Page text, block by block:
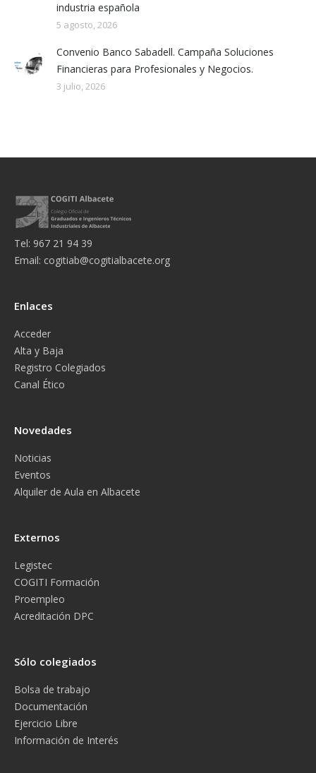
industria española
5 agosto, 2026
Convenio Banco Sabadell. Campaña Soluciones
Financieras para Profesionales y Negocios.
3 julio, 2026
Tel: 967 21 94 39
Email: cogitiab@cogitialbacete.org
Enlaces
Acceder
Alta y Baja
Registro Colegiados
Canal Ético
Novedades
Noticias
Eventos
Alquiler de Aula en Albacete
Externos
Legistec
COGITI Formación
Proempleo
Acreditación DPC
Sólo colegiados
Bolsa de trabajo
Documentación
Ejercicio Libre
Información de Interés